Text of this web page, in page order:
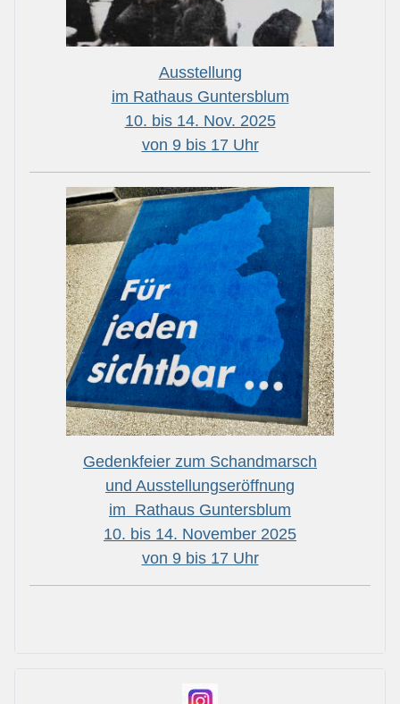
Ausstellung
im Rathaus Guntersblum
10. bis 14. Nov. 2025
von 9 bis 17 Uhr
Gedenkfeier zum Schandmarsch
und Ausstellungseröffnung
im Rathaus Guntersblum
10. bis 14. November 2025
von 9 bis 17 Uhr